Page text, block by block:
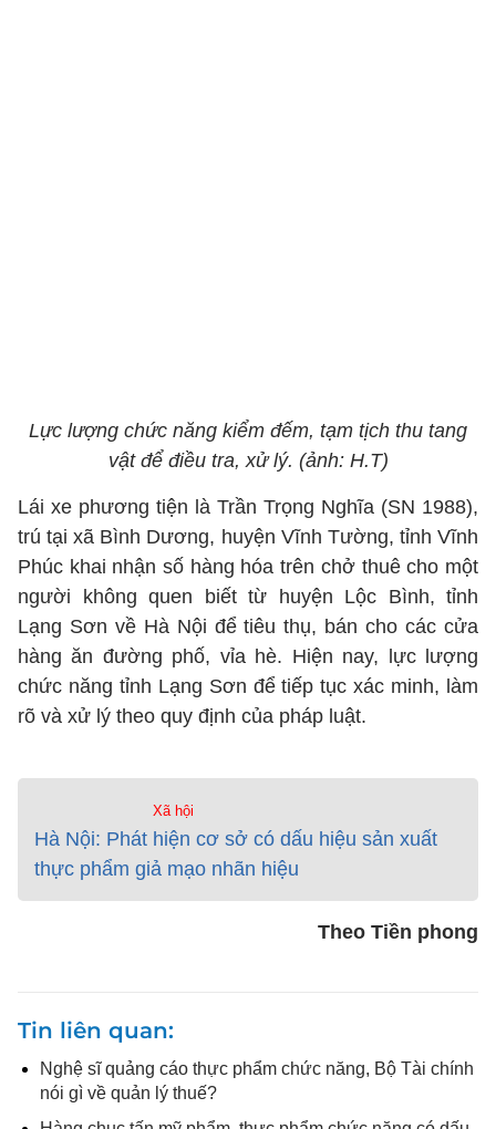
Lực lượng chức năng kiểm đếm, tạm tịch thu tang
vật để điều tra, xử lý. (ảnh: H.T)
Lái xe phương tiện là Trần Trọng Nghĩa (SN 1988),
trú tại xã Bình Dương, huyện Vĩnh Tường, tỉnh Vĩnh
Phúc khai nhận số hàng hóa trên chở thuê cho một
người không quen biết từ huyện Lộc Bình, tỉnh
Lạng Sơn về Hà Nội để tiêu thụ, bán cho các cửa
hàng ăn đường phố, vỉa hè. Hiện nay, lực lượng
chức năng tỉnh Lạng Sơn để tiếp tục xác minh, làm
rõ và xử lý theo quy định của pháp luật.
Xã hội
Hà Nội: Phát hiện cơ sở có dấu hiệu sản xuất
thực phẩm giả mạo nhãn hiệu
Theo Tiền phong
Tin liên quan
Nghệ sĩ quảng cáo thực phẩm chức năng, Bộ Tài chính
nói gì về quản lý thuế?